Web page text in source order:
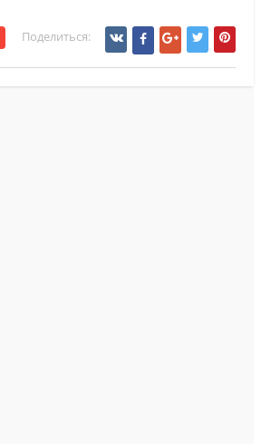
Поделиться: